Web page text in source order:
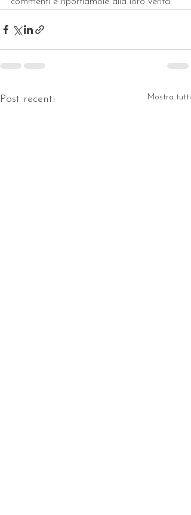
Post recenti Mostra tutti